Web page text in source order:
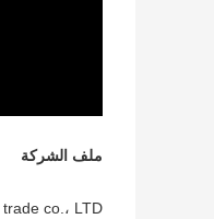
ملف الشركة